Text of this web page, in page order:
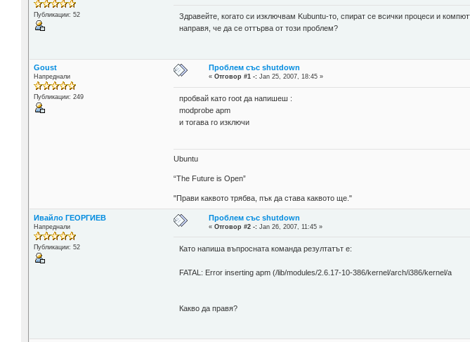
Публикации: 52
Здравейте, когато си изключвам Kubuntu-то, спират се всички процеси и
направя, че да се оттърва от този проблем?
Goust
Напреднали
Публикации: 249
Проблем със shutdown
«Отговор #1 -: Jan 25, 2007, 18:45 »
пробвай като root да напишеш :
modprobe apm
и тогава го изключи
Ubuntu
“The Future is Open”
"Прави каквото трябва, пък да става каквото ще."
Ивайло ГЕОРГИЕВ
Напреднали
Публикации: 52
Проблем със shutdown
«Отговор #2 -: Jan 26, 2007, 11:45 »
Като напиша въпросната команда резултатът е:
FATAL: Error inserting apm (/lib/modules/2.6.17-10-386/
Какво да правя?